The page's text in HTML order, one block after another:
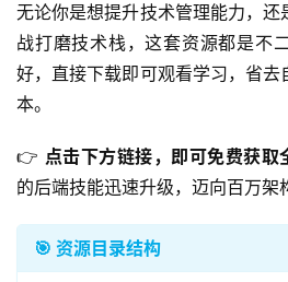
无论你是想提升技术管理能力，还
战打磨技术栈，这套资源都是不
好，直接下载即可观看学习，省
本。
👉 点击下方链接，即可免费获
的后端技能迅速升级，迈向百万架
🎯 资源目录结构